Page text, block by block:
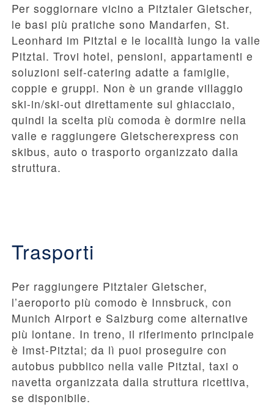
Per soggiornare vicino a Pitztaler Gletscher,
le basi più pratiche sono Mandarfen, St.
Leonhard im Pitztal e le località lungo la valle
Pitztal. Trovi hotel, pensioni, appartamenti e
soluzioni self-catering adatte a famiglie,
coppie e gruppi. Non è un grande villaggio
ski-in/ski-out direttamente sul ghiacciaio,
quindi la scelta più comoda è dormire nella
valle e raggiungere Gletscherexpress con
skibus, auto o trasporto organizzato dalla
struttura.
Trasporti
Per raggiungere Pitztaler Gletscher,
l’aeroporto più comodo è Innsbruck, con
Munich Airport e Salzburg come alternative
più lontane. In treno, il riferimento principale
è Imst-Pitztal; da lì puoi proseguire con
autobus pubblico nella valle Pitztal, taxi o
navetta organizzata dalla struttura ricettiva,
se disponibile.